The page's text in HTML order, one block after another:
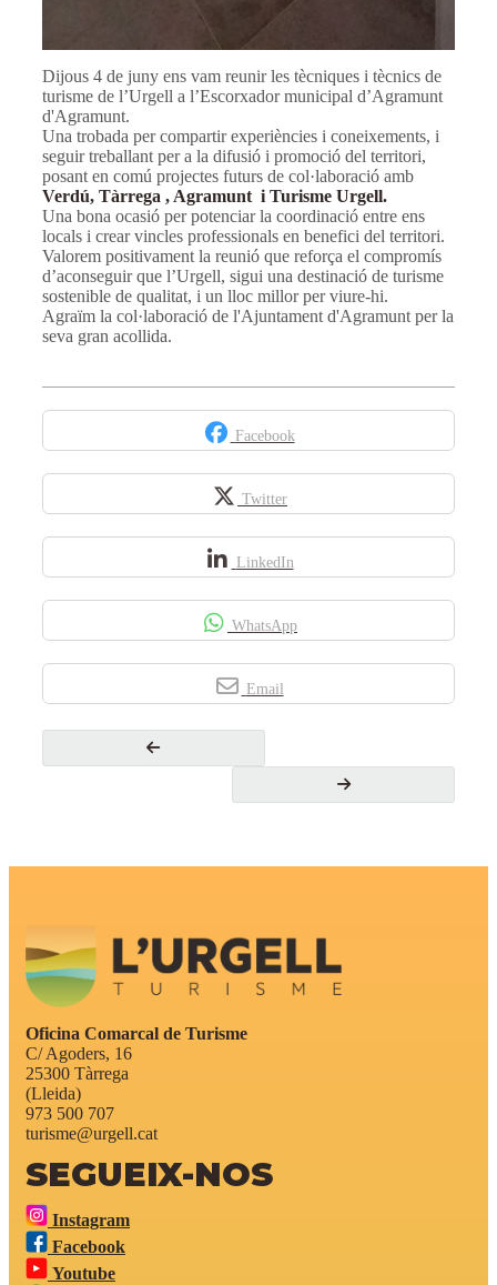
Dijous 4 de juny ens vam reunir les tècniques i tècnics de
turisme de l’Urgell a l’Escorxador municipal d’Agramunt
d'Agramunt.
Una trobada per compartir experiències i coneixements, i
seguir treballant per a la difusió i promoció del territori,
posant en comú projectes futurs de col·laboració amb
Verdú, Tàrrega , Agramunt i Turisme Urgell.
Una bona ocasió per potenciar la coordinació entre ens
locals i crear vincles professionals en benefici del territori.
Valorem positivament la reunió que reforça el compromís
d’aconseguir que l’Urgell, sigui una destinació de turisme
sostenible de qualitat, i un lloc millor per viure-hi.
Agraïm la col·laboració de l'Ajuntament d'Agramunt per la
seva gran acollida.
Facebook
Twitter
LinkedIn
WhatsApp
Email
Oficina Comarcal de Turisme
C/ Agoders, 16
25300 Tàrrega
(Lleida)
973 500 707
turisme@urgell.cat
SEGUEIX-NOS
Instagram
Facebook
Youtube